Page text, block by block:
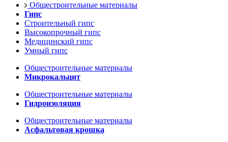
Общестроительные материалы
Гипс
Строительный гипс
Высокопрочный гипс
Медицинский гипс
Умный гипс
Общестроительные материалы
Микрокальцит
Общестроительные материалы
Гидроизоляция
Общестроительные материалы
Асфальтовая крошка